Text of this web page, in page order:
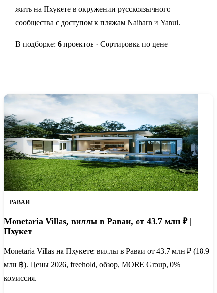
жить на Пхукете в окружении русскоязычного
сообщества с доступом к пляжам Naiharn и Yanui.
В подборке: 6 проектов · Сортировка по цене
РАВАИ
Monetaria Villas, виллы в Раваи, от 43.7 млн ₽ |
Пхукет
Monetaria Villas на Пхукете: виллы в Раваи от 43.7 млн ₽ (18.9
млн ฿). Цены 2026, freehold, обзор, MORE Group, 0%
комиссия.